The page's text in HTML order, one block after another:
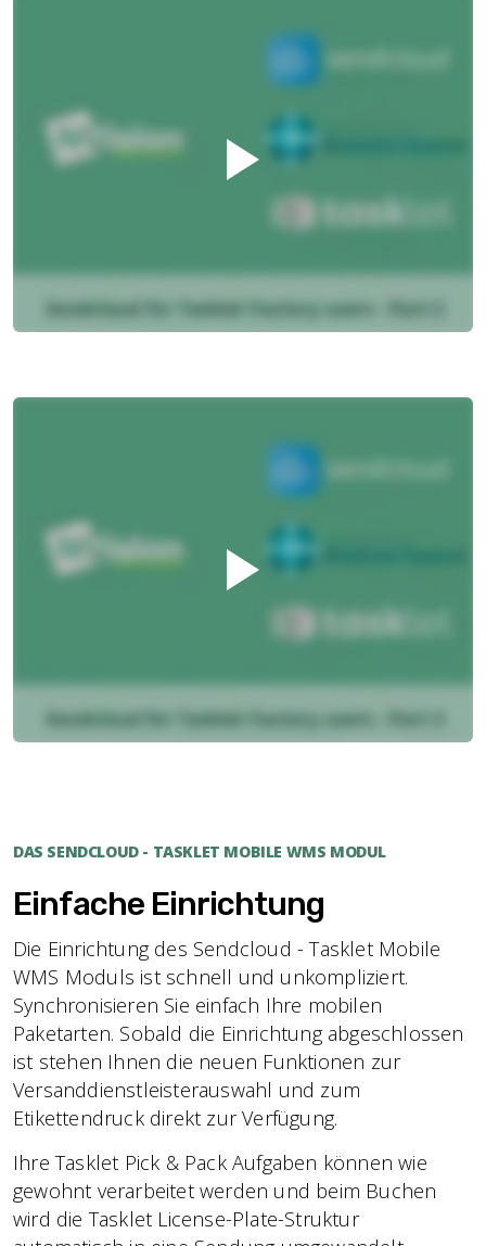
DAS SENDCLOUD - TASKLET MOBILE WMS MODUL
Einfache Einrichtung
Die Einrichtung des Sendcloud - Tasklet Mobile
WMS Moduls ist schnell und unkompliziert.
Synchronisieren Sie einfach Ihre mobilen
Paketarten. Sobald die Einrichtung abgeschlossen
ist stehen Ihnen die neuen Funktionen zur
Versanddienstleisterauswahl und zum
Etikettendruck direkt zur Verfügung.
Ihre Tasklet Pick & Pack Aufgaben können wie
gewohnt verarbeitet werden und beim Buchen
wird die Tasklet License-Plate-Struktur